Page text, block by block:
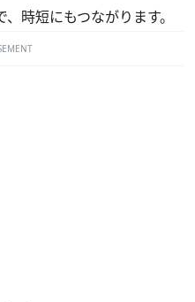
時短にもつながります。